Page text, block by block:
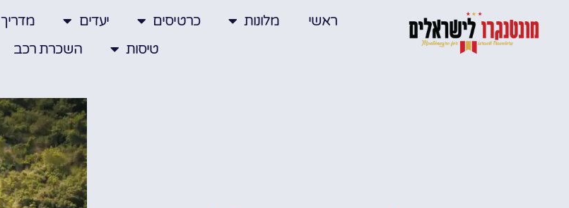
ראשי מלונות כרטיסים יעדים מדריך
טיסות
השכרת רכב